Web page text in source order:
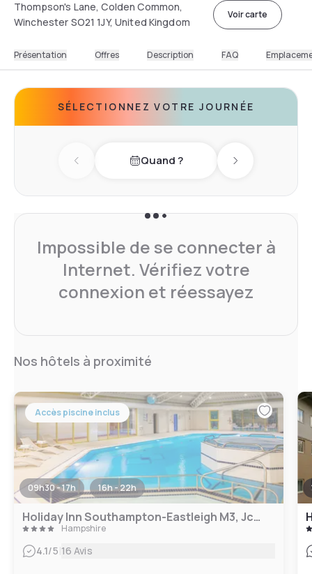
Thompson's Lane, Colden Common,
Winchester SO21 1JY, United Kingdom
Voir carte
Présentation Offres Description FAQ
SÉLECTIONNEZ VOTRE JOURNÉE
Previous dayQuand ? Next day
Impossible de se connecter à
Internet. Vérifiez votre
connexion et réessayez
Nos hôtels à proximité
Accès piscine inclus
09h30 - 17h 16h - 22h
Holiday Inn Southampton-Eastleigh M3, Jct13
Hampshire
4.1/5|16 Avis